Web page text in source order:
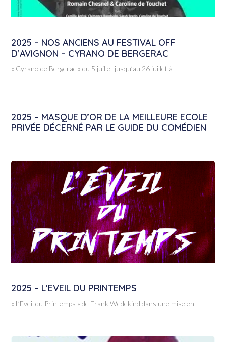
2025 – NOS ANCIENS AU FESTIVAL OFF
D’AVIGNON – CYRANO DE BERGERAC
« Cyrano de Bergerac » du 5 juillet jusqu’au 26 juillet à
2025 – MASQUE D’OR DE LA MEILLEURE ECOLE
PRIVÉE DÉCERNÉ PAR LE GUIDE DU COMÉDIEN
2025 – L’EVEIL DU PRINTEMPS
« L’Eveil du Printemps » de Frank Wedekind dans une mise en